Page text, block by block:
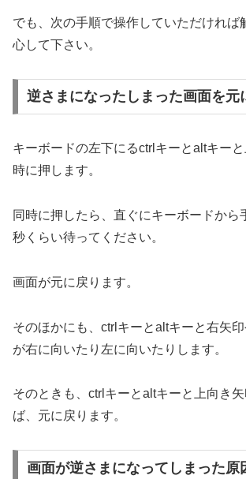
でも、次の手順で操作していただければ
心して下さい。
逆さまになったしまった画面を元
キーボードの左下にるctrlキーとaltキー
時に押します。
同時に押したら、直ぐにキーボードから
秒くらい待ってください。
画面が元に戻ります。
そのほかにも、ctrlキーとaltキーと右矢
が右に向いたり左に向いたりします。
そのときも、ctrlキーとaltキーと上向き
ば、元に戻ります。
画面が逆さまになってしまった原